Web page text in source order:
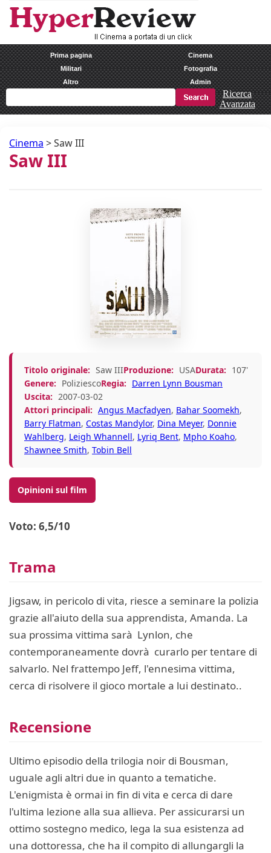
Prima pagina
Cinema
Militari
Fotografia
Altro
Admin
Ricerca
Avanzata
Cinema >Saw III
Saw III
Titolo originale: Saw IIIProduzione: USADurata: 107'
Genere: PoliziescoRegia: Darren Lynn Bousman
Uscita: 2007-03-02
Attori principali: Angus Macfadyen, Bahar Soomekh,
Barry Flatman, Costas Mandylor, Dina Meyer, Donnie
Wahlberg, Leigh Whannell, Lyriq Bent, Mpho Koaho,
Shawnee Smith, Tobin Bell
Opinioni sul film
Voto: 6,5/10
Trama
Jigsaw, in pericolo di vita, riesce a seminare la polizia
grazie all'aiuto della sua apprendista, Amanda. La
sua prossima vittima sarà Lynlon, che
contemporaneamente dovrà curarlo per tentare di
salvarlo. Nel frattempo Jeff, l'ennesima vittima,
cerca di risolvere il gioco mortale a lui destinato..
Recensione
Ultimo episodio della trilogia noir di Bousman,
uguale agli altri due in quanto a tematiche.
L'enigmista è ormai in fin di vita e cerca di dare
l'ultima lezione alla sua allieva. Per assicurarsi un
ottimo sostegno medico, lega la sua esistenza ad
una dottoressa, che ha il compito di allungargli la